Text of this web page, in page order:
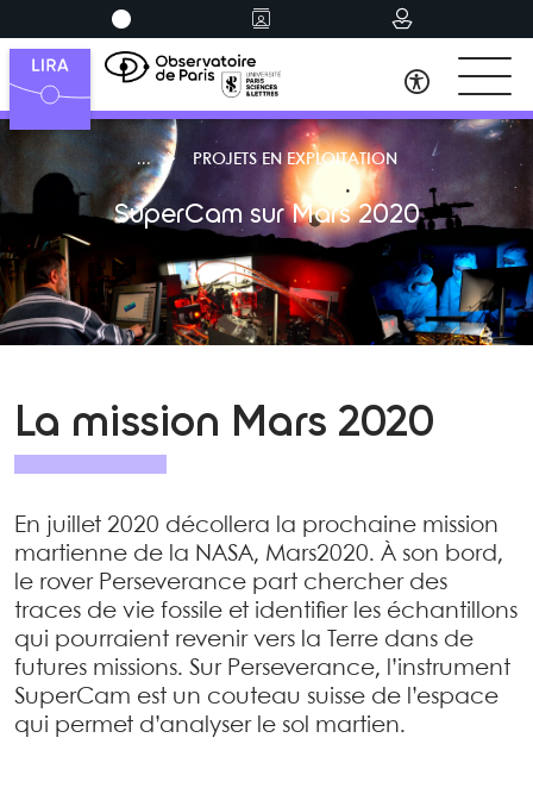
PROJETS EN EXPLOITATION
SuperCam sur Mars 2020
La mission Mars 2020
En juillet 2020 décollera la prochaine mission
martienne de la NASA, Mars2020. À son bord,
le rover Perseverance part chercher des
traces de vie fossile et identifier les échantillons
qui pourraient revenir vers la Terre dans de
futures missions. Sur Perseverance, l’instrument
SuperCam est un couteau suisse de l’espace
qui permet d’analyser le sol martien.